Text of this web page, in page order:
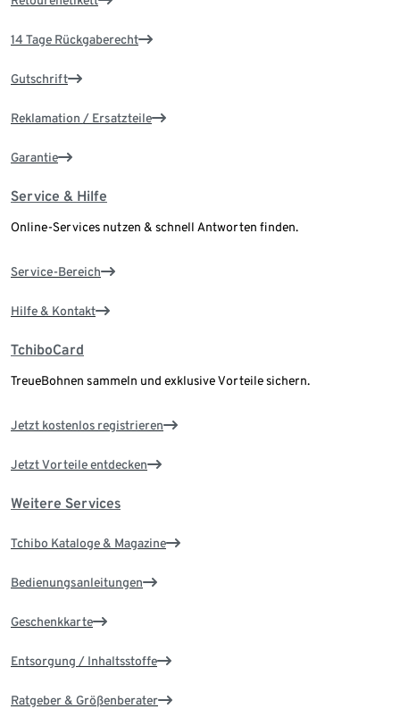
14 Tage Rückgaberecht
Gutschrift
Reklamation / Ersatzteile
Garantie
Service & Hilfe
Online-Services nutzen & schnell Antworten finden.
Service-Bereich
Hilfe & Kontakt
TchiboCard
TreueBohnen sammeln und exklusive Vorteile sichern.
Jetzt kostenlos registrieren
Jetzt Vorteile entdecken
Weitere Services
Tchibo Kataloge & Magazine
Bedienungsanleitungen
Geschenkkarte
Entsorgung / Inhaltsstoffe
Ratgeber & Größenberater